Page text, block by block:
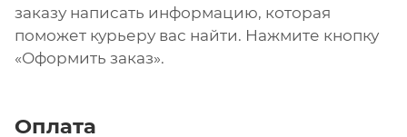
заказу написать информацию, которая
поможет курьеру вас найти. Нажмите кнопку
«Оформить заказ».
Оплата